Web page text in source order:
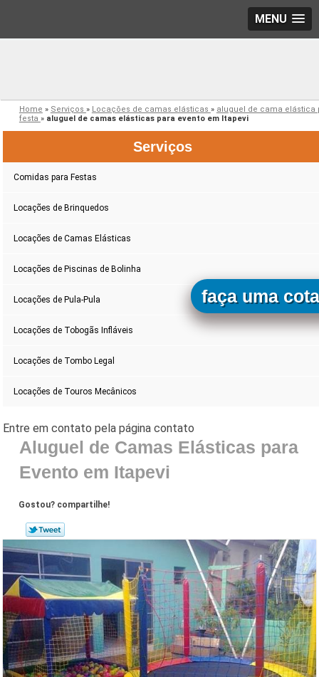
MENU
Home » Serviços » Locações de camas elásticas » aluguel de cama elástica
festa » aluguel de camas elásticas para evento em Itapevi
Serviços
Comidas para Festas
Locações de Brinquedos
Locações de Camas Elásticas
Locações de Piscinas de Bolinha
Locações de Pula-Pula
Locações de Tobogãs Infláveis
Locações de Tombo Legal
Locações de Touros Mecânicos
Aluguel de Camas Elásticas para
Evento em Itapevi
Gostou? compartilhe!
faça uma